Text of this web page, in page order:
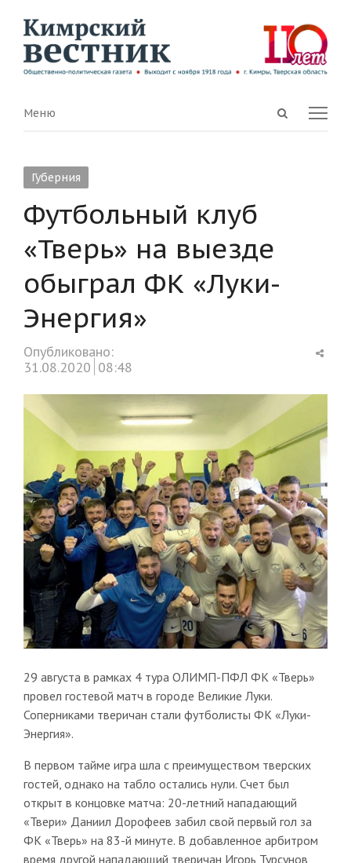
Open
Menu
Меню
Губерния
Футбольный клуб
«Тверь» на выезде
обыграл ФК «Луки-
Энергия»
Опубликовано:
31.08.2020 08:48
29 августа в рамках 4 тура ОЛИМП-ПФЛ ФК «Тверь»
провел гостевой матч в городе Великие Луки.
Соперниками тверичан стали футболисты ФК «Луки-
Энергия».
В первом тайме игра шла с преимуществом тверских
гостей, однако на табло остались нули. Счет был
открыт в концовке матча: 20-летний нападающий
«Твери» Даниил Дорофеев забил свой первый гол за
ФК «Тверь» на 83-й минуте. В добавленное арбитром
время другой нападающий тверичан Игорь Турсунов